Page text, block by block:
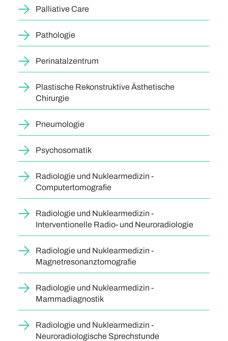
Palliative Care
Pathologie
Perinatalzentrum
Plastische Rekonstruktive Ästhetische
Chirurgie
Pneumologie
Psychosomatik
Radiologie und Nuklearmedizin -
Computertomografie
Radiologie und Nuklearmedizin -
Interventionelle Radio- und Neuroradiologie
Radiologie und Nuklearmedizin -
Magnetresonanztomografie
Radiologie und Nuklearmedizin -
Mammadiagnostik
Radiologie und Nuklearmedizin -
Neuroradiologische Sprechstunde